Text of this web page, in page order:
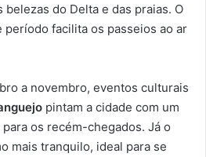
do Delta e das praias. O
facilita os passeios ao ar
a novembro, eventos culturais
pintam a cidade com um
os recém-chegados. Já o
mais tranquilo, ideal para se